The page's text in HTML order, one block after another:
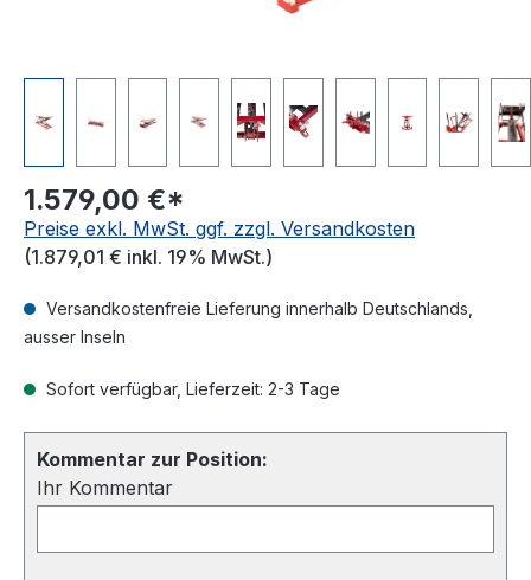
1.579,00 €*
Preise exkl. MwSt. ggf. zzgl. Versandkosten
(1.879,01 € inkl. 19% MwSt.)
Versandkostenfreie Lieferung innerhalb Deutschlands,
ausser Inseln
Sofort verfügbar, Lieferzeit: 2-3 Tage
Kommentar zur Position:
Ihr Kommentar